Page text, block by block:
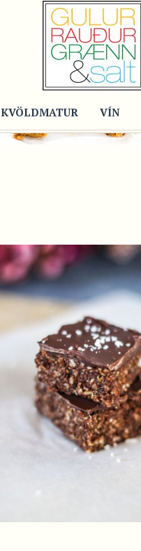
KVÖLDMATUR VÍN